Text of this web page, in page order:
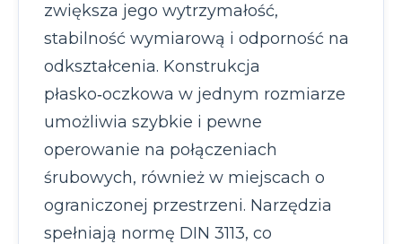
zwiększa jego wytrzymałość,
stabilność wymiarową i odporność na
odkształcenia. Konstrukcja
płasko‑oczkowa w jednym rozmiarze
umożliwia szybkie i pewne
operowanie na połączeniach
śrubowych, również w miejscach o
ograniczonej przestrzeni. Narzędzia
spełniają normę DIN 3113, co